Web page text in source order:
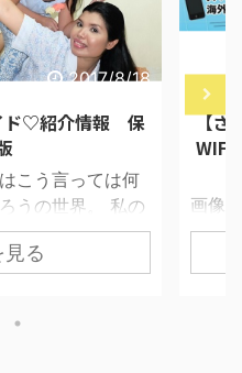
2017/8/18
ド♡紹介情報 保
こう言っては何
うの世界。 私の
人達もメイド選
転率が物凄く早
る
【ざ
WIFI
画像
布に